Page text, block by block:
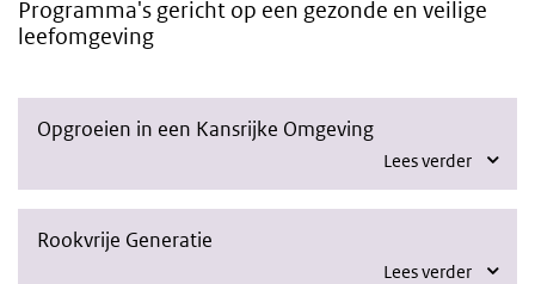
Programma's gericht op een gezonde en veilige
leefomgeving
Opgroeien in een Kansrijke Omgeving
Lees verder
Rookvrije Generatie
Lees verder